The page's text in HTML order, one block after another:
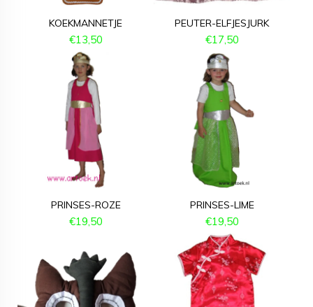
KOEKMANNETJE
€13,50
PEUTER-ELFJESJURK
€17,50
PRINSES-ROZE
€19,50
PRINSES-LIME
€19,50